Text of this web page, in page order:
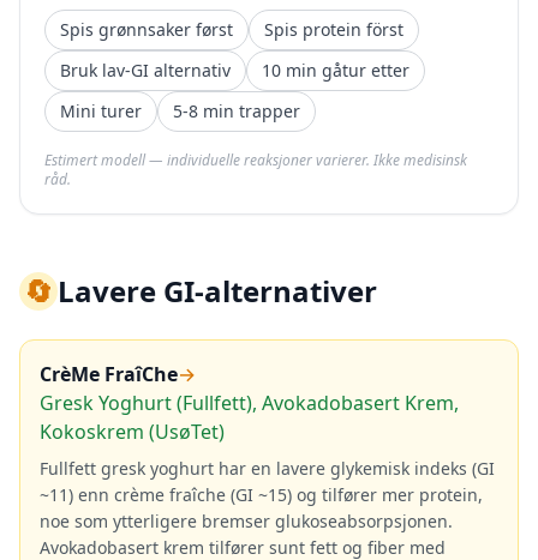
Spis grønnsaker først
Spis protein först
Bruk lav-GI alternativ
10 min gåtur etter
Mini turer
5-8 min trapper
Estimert modell — individuelle reaksjoner varierer. Ikke medisinsk
råd.
🔄Lavere GI-alternativer
CrèMe FraîChe→
Gresk Yoghurt (Fullfett), Avokadobasert Krem,
Kokoskrem (UsøTet)
Fullfett gresk yoghurt har en lavere glykemisk indeks (GI
~11) enn crème fraîche (GI ~15) og tilfører mer protein,
noe som ytterligere bremser glukoseabsorpsjonen.
Avokadobasert krem tilfører sunt fett og fiber med